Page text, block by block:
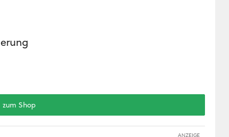
zum Shop
ANZEIGE